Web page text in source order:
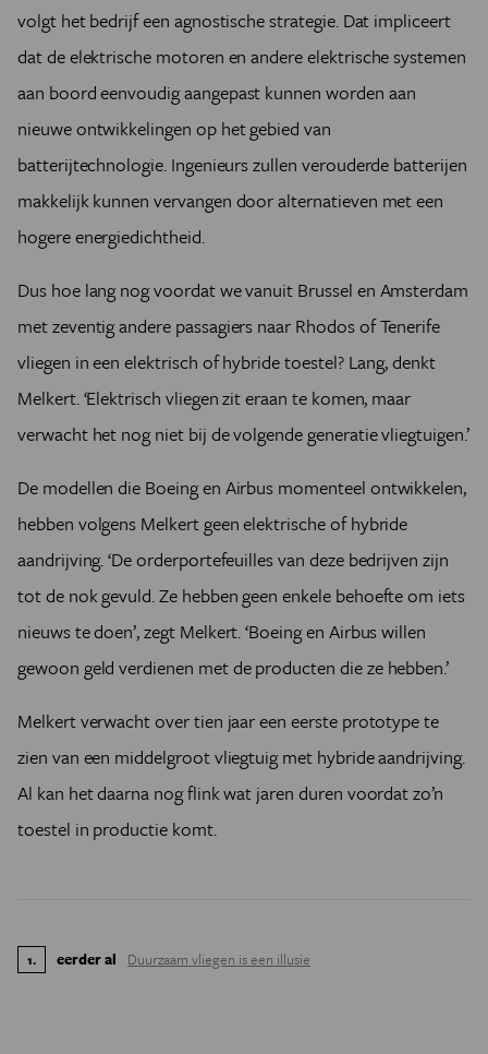
volgt het bedrijf een agnostische strategie. Dat impliceert
dat de elektrische motoren en andere elektrische systemen
aan boord eenvoudig aangepast kunnen worden aan
nieuwe ontwikkelingen op het gebied van
batterijtechnologie. Ingenieurs zullen verouderde batterijen
makkelijk kunnen vervangen door alternatieven met een
hogere energiedichtheid.
Dus hoe lang nog voordat we vanuit Brussel en Amsterdam
met zeventig andere passagiers naar Rhodos of Tenerife
vliegen in een elektrisch of hybride toestel? Lang, denkt
Melkert. ‘Elektrisch vliegen zit eraan te komen, maar
verwacht het nog niet bij de volgende generatie vliegtuigen.’
De modellen die Boeing en Airbus momenteel ontwikkelen,
hebben volgens Melkert geen elektrische of hybride
aandrijving. ‘De orderportefeuilles van deze bedrijven zijn
tot de nok gevuld. Ze hebben geen enkele behoefte om iets
nieuws te doen’, zegt Melkert. ‘Boeing en Airbus willen
gewoon geld verdienen met de producten die ze hebben.’
Melkert verwacht over tien jaar een eerste prototype te
zien van een middelgroot vliegtuig met hybride aandrijving.
Al kan het daarna nog flink wat jaren duren voordat zo’n
toestel in productie komt.
1. eerder al Duurzaam vliegen is een illusie